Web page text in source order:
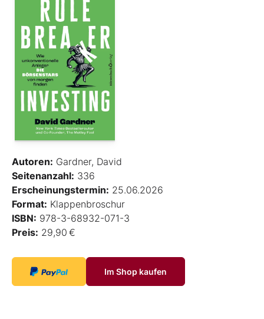
Autoren: Gardner, David
Seitenanzahl: 336
Erscheinungstermin: 25.06.2026
Format: Klappenbroschur
ISBN: 978-3-68932-071-3
Preis: 29,90 €
Im Shop kaufen